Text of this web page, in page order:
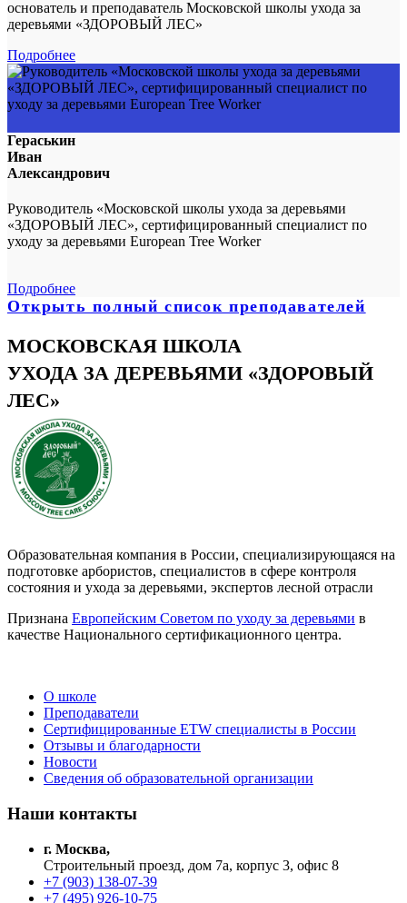
основатель и преподаватель Московской школы ухода за
деревьями «ЗДОРОВЫЙ ЛЕС»
Подробнее
Гераськин
Иван
Александрович
Руководитель «Московской школы ухода за деревьями
«ЗДОРОВЫЙ ЛЕС», сертифицированный специалист по
уходу за деревьями European Tree Worker
Подробнее
Открыть полный список преподавателей
МОСКОВСКАЯ ШКОЛА
УХОДА ЗА ДЕРЕВЬЯМИ «ЗДОРОВЫЙ
ЛЕС»
Образовательная компания в России, специализирующаяся на
подготовке арбористов, специалистов в сфере контроля
состояния и ухода за деревьями, экспертов лесной отрасли
Признана Европейским Советом по уходу за деревьями в
качестве Национального сертификационного центра.
О школе
Преподаватели
Сертифицированные ETW специалисты в России
Отзывы и благодарности
Новости
Сведения об образовательной организации
Наши контакты
г. Москва,
Строительный проезд, дом 7а, корпус 3, офис 8
+7 (903) 138-07-39
+7 (495) 926-10-75